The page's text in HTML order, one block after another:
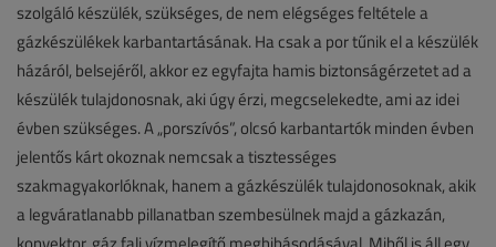
szolgáló készülék, szükséges, de nem elégséges feltétele a
gázkészülékek karbantartásának. Ha csak a por tűnik el a készülék
házáról, belsejéről, akkor ez egyfajta hamis biztonságérzetet ad a
készülék tulajdonosnak, aki úgy érzi, megcselekedte, ami az idei
évben szükséges. A „porszívós”, olcsó karbantartók minden évben
jelentős kárt okoznak nemcsak a tisztességes
szakmagyakorlóknak, hanem a gázkészülék tulajdonosoknak, akik
a legváratlanabb pillanatban szembesülnek majd a gázkazán,